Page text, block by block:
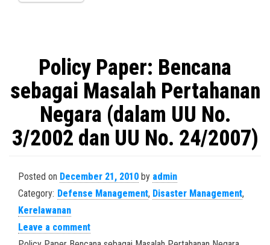
Policy Paper: Bencana
sebagai Masalah Pertahanan
Negara (dalam UU No.
3/2002 dan UU No. 24/2007)
Posted on December 21, 2010 by admin
Category: Defense Management, Disaster Management,
Kerelawanan
Leave a comment